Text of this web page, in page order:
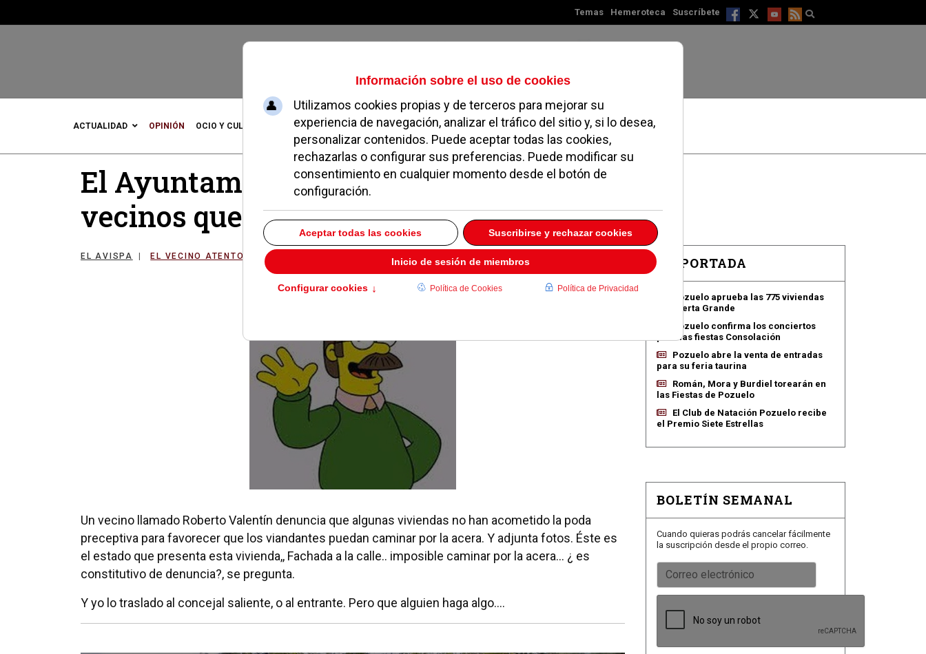
Temas Hemeroteca Suscríbete
Sábado, 08 de agosto de 2026
ACTUALIDAD OPINIÓN OCIO Y CULTURA DEPORTES MADRID NOROESTE SOCIEDAD MAGAZINE SERVICIOS
El Ayuntamiento debe sancionar a los
vecinos que no recortan sus setos
EL AVISPA EL VECINO ATENTO 07 JUNIO 2023
Un vecino llamado Roberto Valentín denuncia que algunas viviendas no han acometido la poda
preceptiva para favorecer que los viandantes puedan caminar por la acera. Y adjunta fotos. Éste es
el estado que presenta esta vivienda,, Fachada a la calle.. imposible caminar por la acera... ¿ es
constitutivo de denuncia?, se pregunta.
Y yo lo traslado al concejal saliente, o al entrante. Pero que alguien haga algo....
EN PORTADA
Pozuelo aprueba las 775 viviendas
de Huerta Grande
Pozuelo confirma los conciertos
para las fiestas Consolación
Pozuelo abre la venta de entradas
para su feria taurina
Román, Mora y Burdiel torearán en
las Fiestas de Pozuelo
El Club de Natación Pozuelo recibe
el Premio Siete Estrellas
BOLETÍN SEMANAL
Cuando quieras podrás cancelar fácilmente
la suscripción desde el propio correo.